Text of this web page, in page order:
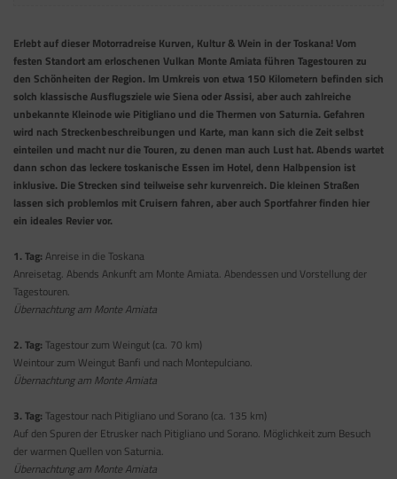
Erlebt auf dieser Motorradreise Kurven, Kultur & Wein in der Toskana! Vom
festen Standort am erloschenen Vulkan Monte Amiata führen Tagestouren zu
den Schönheiten der Region. Im Umkreis von etwa 150 Kilometern befinden sich
solch klassische Ausflugsziele wie Siena oder Assisi, aber auch zahlreiche
unbekannte Kleinode wie Pitigliano und die Thermen von Saturnia. Gefahren
wird nach Streckenbeschreibungen und Karte, man kann sich die Zeit selbst
einteilen und macht nur die Touren, zu denen man auch Lust hat. Abends wartet
dann schon das leckere toskanische Essen im Hotel, denn Halbpension ist
inklusive. Die Strecken sind teilweise sehr kurvenreich. Die kleinen Straßen
lassen sich problemlos mit Cruisern fahren, aber auch Sportfahrer finden hier
ein ideales Revier vor.
1. Tag: Anreise in die Toskana
Anreisetag. Abends Ankunft am Monte Amiata. Abendessen und Vorstellung der
Tagestouren.
Übernachtung am Monte Amiata
2. Tag: Tagestour zum Weingut (ca. 70 km)
Weintour zum Weingut Banfi und nach Montepulciano.
Übernachtung am Monte Amiata
3. Tag: Tagestour nach Pitigliano und Sorano (ca. 135 km)
Auf den Spuren der Etrusker nach Pitigliano und Sorano. Möglichkeit zum Besuch
der warmen Quellen von Saturnia.
Übernachtung am Monte Amiata